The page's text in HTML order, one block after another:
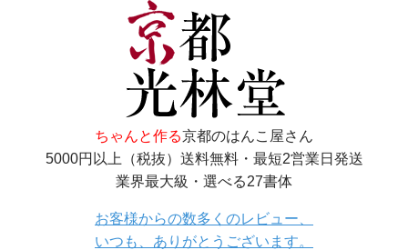
ちゃんと作る京都のはんこ屋さん
5000円以上（税抜）送料無料・最短2営業日発送
業界最大級・選べる27書体
お客様からの数多くのレビュー、
いつも、ありがとうございます。